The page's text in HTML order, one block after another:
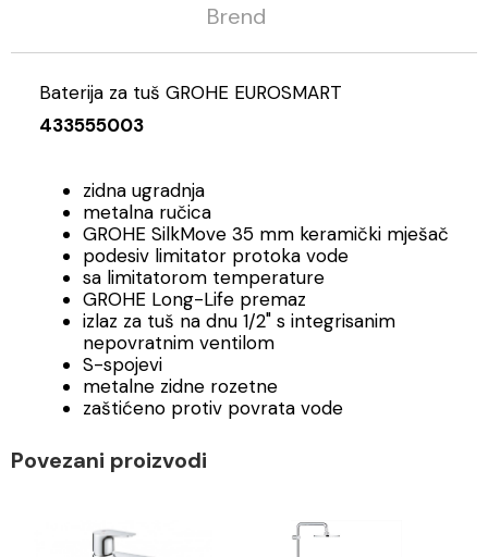
Brend
Baterija za tuš GROHE EUROSMART
433555003
zidna ugradnja
metalna ručica
GROHE SilkMove 35 mm keramički mješač
podesiv limitator protoka vode
sa limitatorom temperature
GROHE Long-Life premaz
izlaz za tuš na dnu 1/2" s integrisanim
nepovratnim ventilom
S-spojevi
metalne zidne rozetne
zaštićeno protiv povrata vode
Povezani proizvodi